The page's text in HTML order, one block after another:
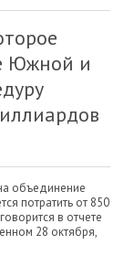
Южной и
объединение
потратить от 850
в отчете
28 октября,